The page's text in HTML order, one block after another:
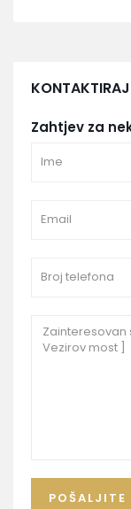
Zahtjev za